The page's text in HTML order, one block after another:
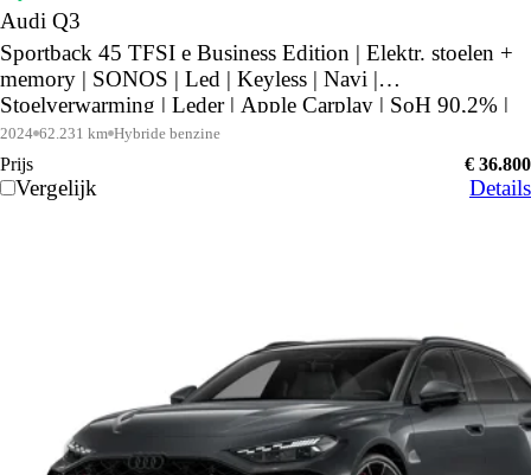
Audi Q3
Sportback 45 TFSI e Business Edition | Elektr. stoelen +
memory | SONOS | Led | Keyless | Navi |
Stoelverwarming | Leder | Apple Carplay | SoH 90,2% |
2024 62.231 km Hybride benzine
Prijs € 36.800
Vergelijk Details